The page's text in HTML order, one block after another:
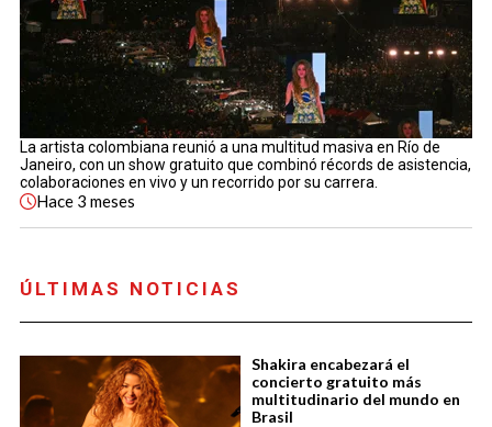
La artista colombiana reunió a una multitud masiva en Río de
Janeiro, con un show gratuito que combinó récords de asistencia,
colaboraciones en vivo y un recorrido por su carrera.
Hace 3 meses
ÚLTIMAS NOTICIAS
Shakira encabezará el
concierto gratuito más
multitudinario del mundo en
Brasil